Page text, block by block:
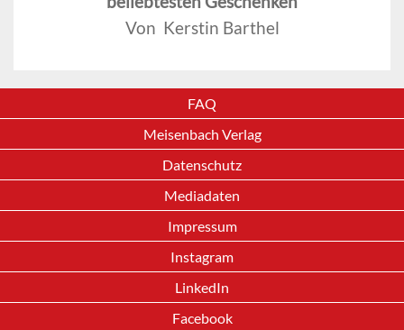
Von Kerstin Barthel
FAQ
Meisenbach Verlag
Datenschutz
Mediadaten
Impressum
Instagram
LinkedIn
Facebook